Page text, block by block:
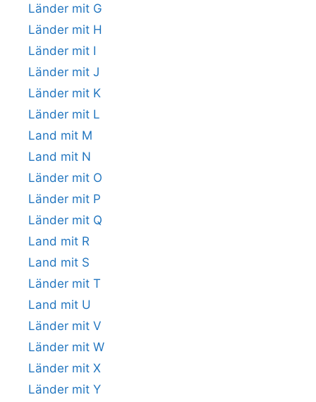
Länder mit G
Länder mit H
Länder mit I
Länder mit J
Länder mit K
Länder mit L
Land mit M
Land mit N
Länder mit O
Länder mit P
Länder mit Q
Land mit R
Land mit S
Länder mit T
Land mit U
Länder mit V
Länder mit W
Länder mit X
Länder mit Y